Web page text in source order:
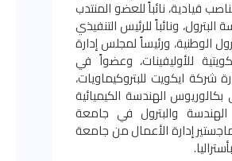
قيادية، نائباً للعضو المنتدب
ونائباً للرئيس التنفيذي
الوطنية، ورئيساً لمجلس إدارة
للأوليفينات، وعضواً في
شركة ايكويت للبتروكيماويات،
الهندسة الكيميائية
والبترول في جامعة
إدارة الأعمال من جامعة